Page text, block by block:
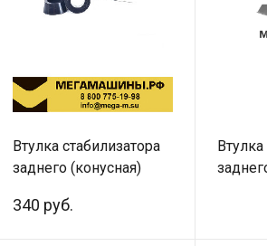
Втулка стабилизатора
заднего (конусная)
CREATEK CK8791
340 руб.
Втулка